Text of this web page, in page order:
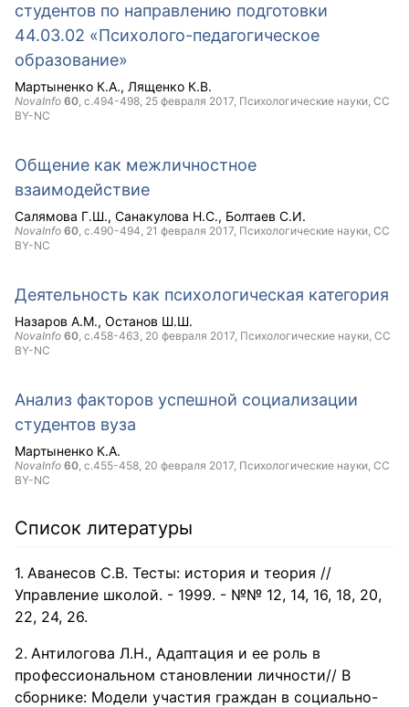
студентов по направлению подготовки
44.03.02 «Психолого-педагогическое
образование»
Мартыненко К.А. Лященко К.В.
NovaInfo 60, с.494-498, 25 февраля 2017, Психологические науки, CC
BY-NC
Общение как межличностное
взаимодействие
Салямова Г.Ш. Санакулова Н.С. Болтаев С.И.
NovaInfo 60, с.490-494, 21 февраля 2017, Психологические науки, CC
BY-NC
Деятельность как психологическая категория
Назаров А.М. Останов Ш.Ш.
NovaInfo 60, с.458-463, 20 февраля 2017, Психологические науки, CC
BY-NC
Анализ факторов успешной социализации
студентов вуза
Мартыненко К.А.
NovaInfo 60, с.455-458, 20 февраля 2017, Психологические науки, CC
BY-NC
Список литературы
Аванесов С.В. Тесты: история и теория //
Управление школой. - 1999. - №№ 12, 14, 16, 18, 20,
22, 24, 26.
Антилогова Л.Н., Адаптация и ее роль в
профессиональном становлении личности// В
сборнике: Модели участия граждан в социально-